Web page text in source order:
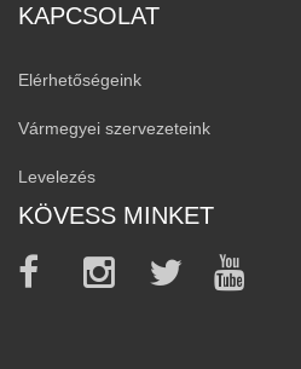
KAPCSOLAT
Elérhetőségeink
Vármegyei szervezeteink
Levelezés
KÖVESS MINKET